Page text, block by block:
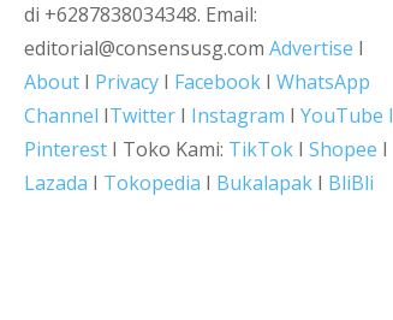
di +6287838034348. Email:
editorial@consensusg.com Advertise I
About I Privacy I Facebook I WhatsApp
Channel ITwitter I Instagram I YouTube I
Pinterest I Toko Kami: TikTok I Shopee I
Lazada I Tokopedia I Bukalapak I BliBli